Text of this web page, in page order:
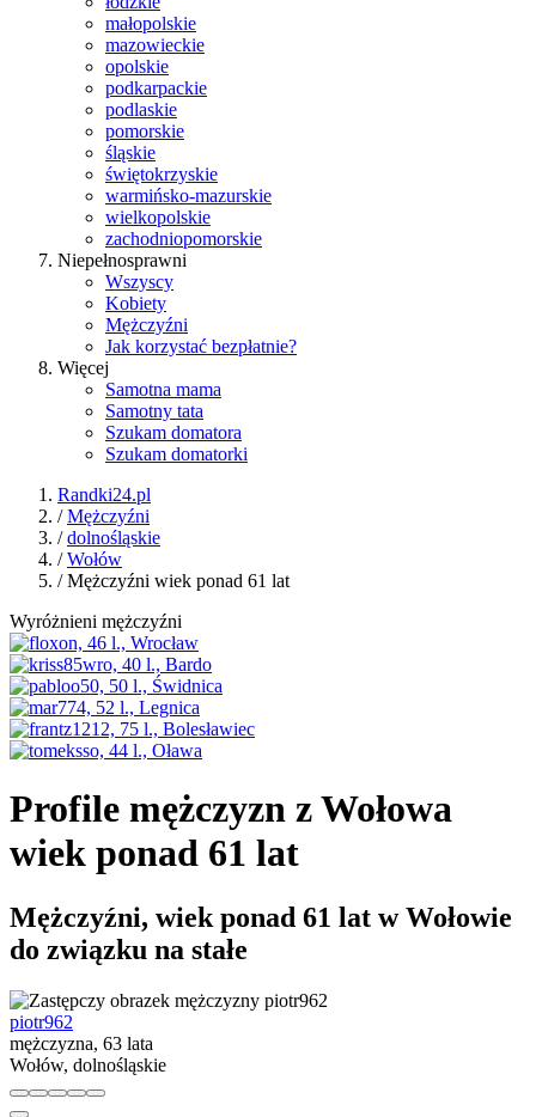
małopolskie
mazowieckie
opolskie
podkarpackie
podlaskie
pomorskie
śląskie
świętokrzyskie
warmińsko-mazurskie
wielkopolskie
zachodniopomorskie
Niepełnosprawni
Wszyscy
Kobiety
Mężczyźni
Jak korzystać bezpłatnie?
Więcej
Samotna mama
Samotny tata
Szukam domatora
Szukam domatorki
Randki24.pl
/Mężczyźni
/dolnośląskie
/Wołów
/ Mężczyźni wiek ponad 61 lat
Wyróżnieni mężczyźni
Profile mężczyzn z Wołowa
wiek ponad 61 lat
Mężczyźni, wiek ponad 61 lat w Wołowie
do związku na stałe
piotr962
mężczyzna, 63 lata
Wołów, dolnośląskie